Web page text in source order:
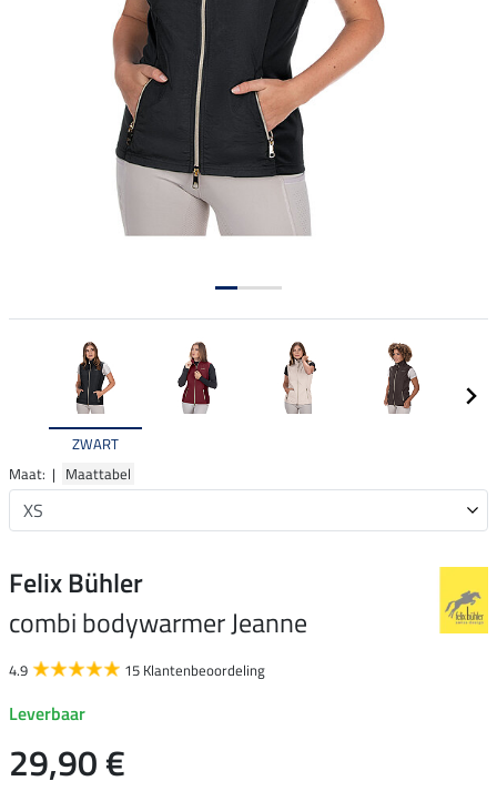
ZWART
Maat: | Maattabel
Felix Bühler
combi bodywarmer Jeanne
4.9 15 Klantenbeoordeling
Leverbaar
29,90 €